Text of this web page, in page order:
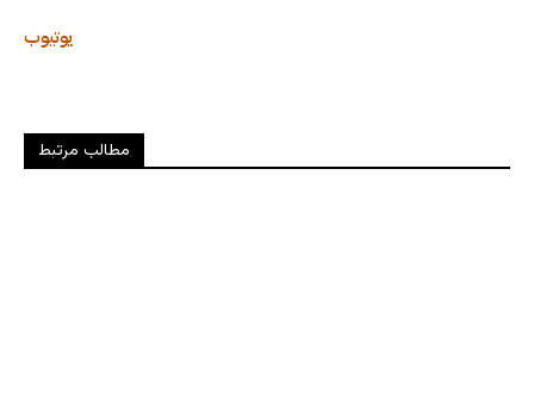
یوتیوب
مطالب مرتبط